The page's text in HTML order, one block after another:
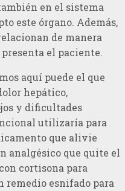
en el sistema
este órgano. Además,
de manera
el paciente.
aquí puede el que
hepático,
y dificultades
utilizaría para
que alivie
analgésico que quite el
cortisona para
remedio esnifado para